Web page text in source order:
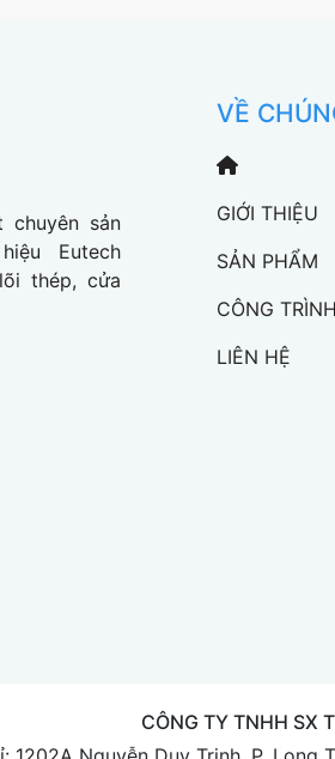
chuyên sản
Eutech
thép, cửa
VỀ
GIỚI THIỆU
SẢN PHẨM
CÔNG
LIÊN HỆ
CÔNG TY TNHH SX